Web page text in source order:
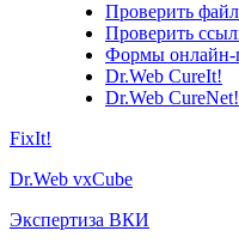
Проверить файл
Проверить
Формы онлайн-
Dr.Web CureIt!
Dr.Web CureNet!
FixIt!
Dr.Web vxCube
Экспертиза ВКИ